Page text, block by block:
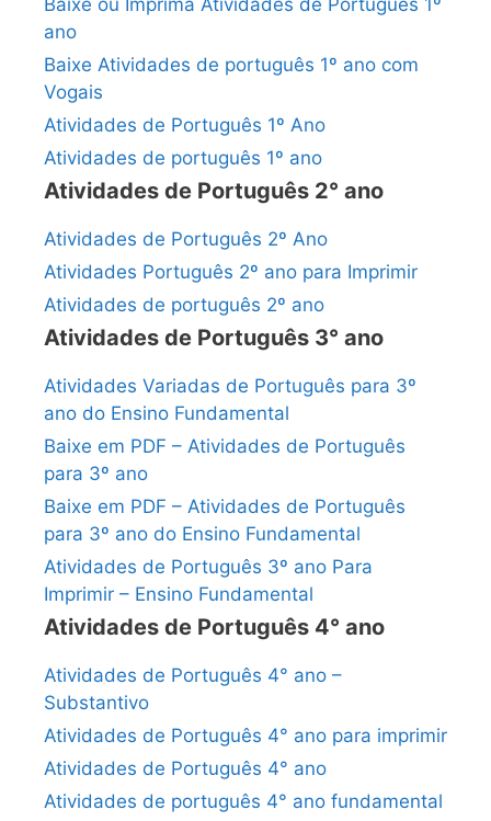
ano
Baixe Atividades de português 1º ano com
Vogais
Atividades de Português 1º Ano
Atividades de português 1º ano
Atividades de Português 2° ano
Atividades de Português 2º Ano
Atividades Português 2º ano para Imprimir
Atividades de português 2º ano
Atividades de Português 3° ano
Atividades Variadas de Português para 3º
ano do Ensino Fundamental
Baixe em PDF – Atividades de Português
para 3º ano
Baixe em PDF – Atividades de Português
para 3º ano do Ensino Fundamental
Atividades de Português 3º ano Para
Imprimir – Ensino Fundamental
Atividades de Português 4° ano
Atividades de Português 4° ano –
Substantivo
Atividades de Português 4° ano para imprimir
Atividades de Português 4° ano
Atividades de português 4° ano fundamental